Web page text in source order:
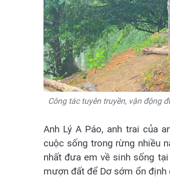
Công tác tuyên truyền, vận động
Anh Lý A Páo, anh trai của
cuộc sống trong rừng nhiều
nhất đưa em về sinh sống
mượn đất để Dơ sớm ổn